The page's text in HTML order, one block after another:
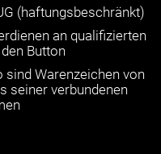
(haftungsbeschränkt)
an qualifizierten
Button
Warenzeichen von
seiner verbundenen